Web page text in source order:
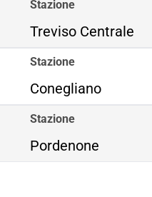
Stazione
Treviso Centrale
Stazione
Conegliano
Stazione
Pordenone